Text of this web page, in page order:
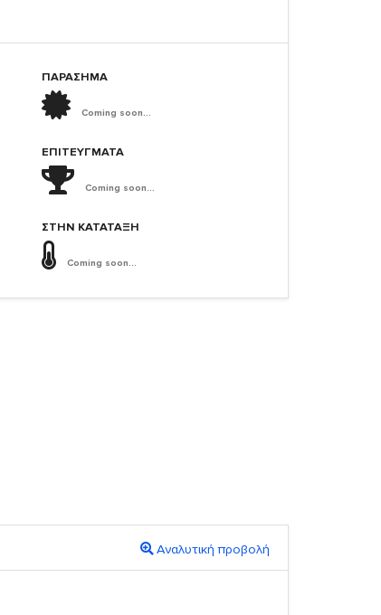
ΠΑΡΑΣΗΜΑ
Coming soon...
ΕΠΙΤΕΎΓΜΑΤΑ
Coming soon...
ΣΤΗΝ ΚΑΤΆΤΑΞΗ
Coming soon...
Αναλυτική προβολή